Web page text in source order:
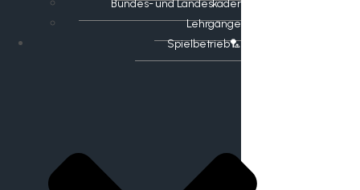
Bundes- und Landeskader
Lehrgänge
Spielbetrieb🏸